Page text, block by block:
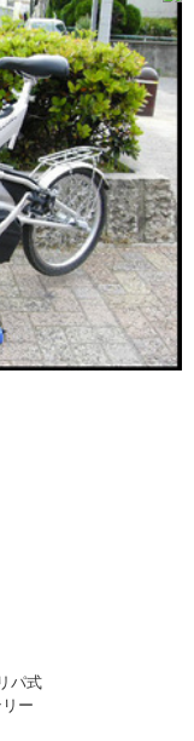
パ式
ー
う一括整理
理担当の弁護士さまへ
ビー・楽器等・マニア
ズアイテム
舗用品買取
術品の査定